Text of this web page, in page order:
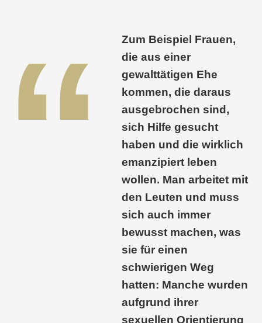
Zum Beispiel Frauen,
die aus einer
gewalttätigen Ehe
kommen, die daraus
ausgebrochen sind,
sich Hilfe gesucht
haben und die wirklich
emanzipiert leben
wollen. Man arbeitet mit
den Leuten und muss
sich auch immer
bewusst machen, was
sie für einen
schwierigen Weg
hatten: Manche wurden
aufgrund ihrer
sexuellen Orientierung